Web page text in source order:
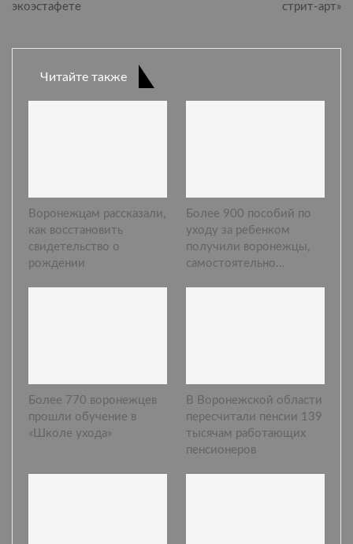
экоэстафете
стрит-арт»
Читайте также
Воронежцам рассказали,
как восстановить
свидетельство о
рождении
Более 900 пособий по
уходу за ребенком
получили воронежцы,
самостоятельно…
Более 770 воронежцев
прошли обучение в
«Школе ухода»
В Воронежской области
пересчитали пенсии 139
тысячам работающих
пенсионеров